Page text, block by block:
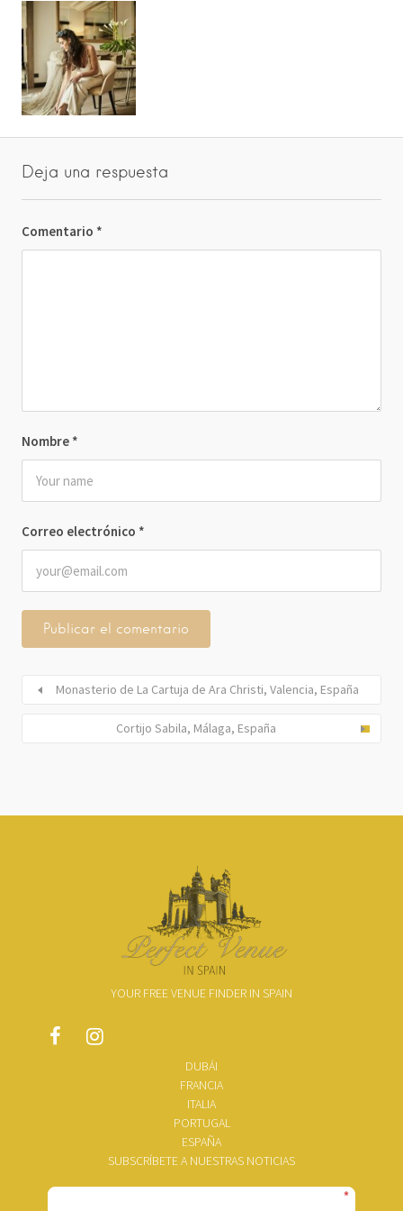
Deja una respuesta
Comentario *
Nombre *
Correo electrónico *
Monasterio de La Cartuja de Ara Christi, Valencia, España
Cortijo Sabila, Málaga, España
YOUR FREE VENUE FINDER IN SPAIN
DUBÁI
FRANCIA
ITALIA
PORTUGAL
ESPAÑA
SUBSCRÍBETE A NUESTRAS NOTICIAS
*